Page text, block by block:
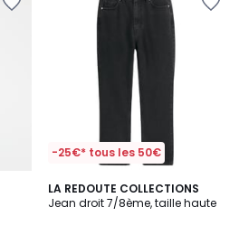
-25€* tous les 50€
LA REDOUTE COLLECTIONS
Jean droit 7/8ème, taille haute
4,1
/ 5
3
Couleurs